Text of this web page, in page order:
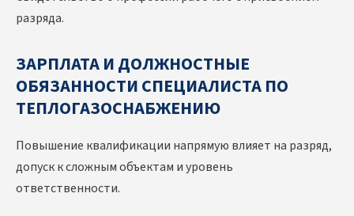
разряда.
ЗАРПЛАТА И ДОЛЖНОСТНЫЕ
ОБЯЗАННОСТИ СПЕЦИАЛИСТА ПО
ТЕПЛОГАЗОСНАБЖЕНИЮ
Повышение квалификации напрямую влияет на разряд,
допуск к сложным объектам и уровень
ответственности.